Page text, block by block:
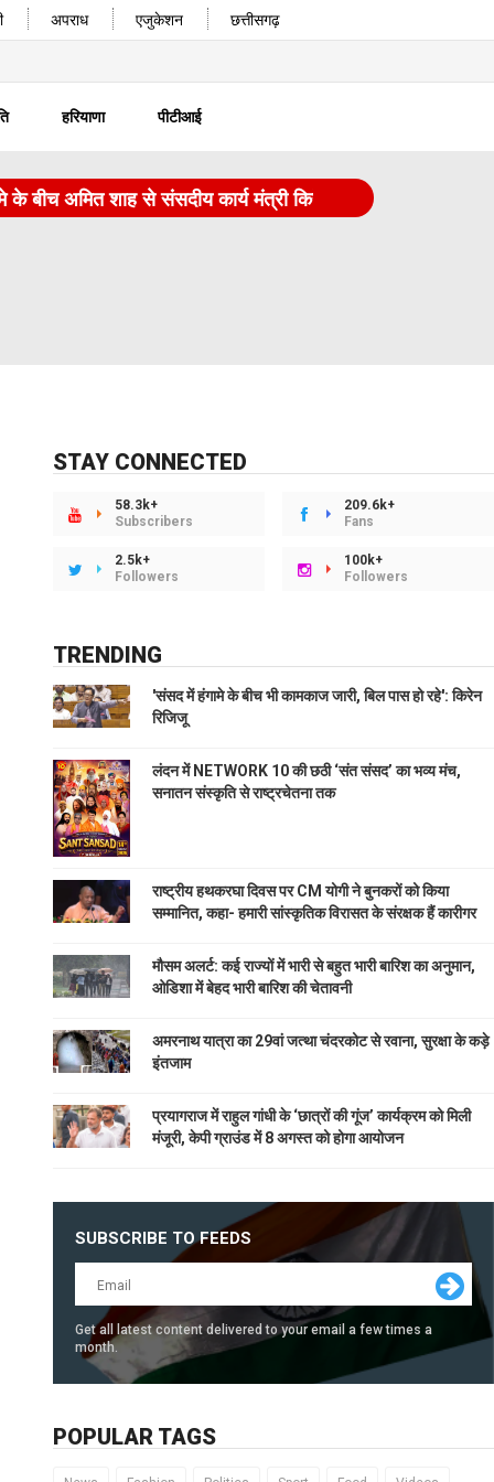
अपराध एजुकेशन छत्तीसगढ़
हरियाणा पीटीआई
अमित शाह से संसदीय कार्य मंत्री किरेन रिजिजू ने मुलाकात की
STAY CONNECTED
58.3k+
Subscribers
209.6k+
Fans
2.5k+
Followers
100k+
Followers
TRENDING
'संसद में हंगामे के बीच भी कामकाज जारी, बिल पास हो रहे': किरेन
रिजिजू
लंदन में NETWORK 10 की छठी ‘संत संसद’ का भव्य मंच,
सनातन संस्कृति से राष्ट्रचेतना तक
राष्ट्रीय हथकरघा दिवस पर CM योगी ने बुनकरों को किया
सम्मानित, कहा- हमारी सांस्कृतिक विरासत के संरक्षक हैं कारीगर
मौसम अलर्ट: कई राज्यों में भारी से बहुत भारी बारिश का अनुमान,
ओडिशा में बेहद भारी बारिश की चेतावनी
अमरनाथ यात्रा का 29वां जत्था चंदरकोट से रवाना, सुरक्षा के कड़े
इंतजाम
प्रयागराज में राहुल गांधी के ‘छात्रों की गूंज’ कार्यक्रम को मिली
मंजूरी, केपी ग्राउंड में 8 अगस्त को होगा आयोजन
SUBSCRIBE TO FEEDS
Get all latest content delivered to your email a few times a
month.
POPULAR TAGS